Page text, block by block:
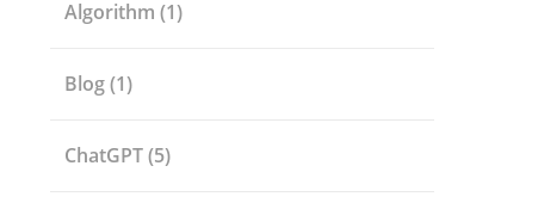
Algorithm (1)
Blog(1)
ChatGPT(5)